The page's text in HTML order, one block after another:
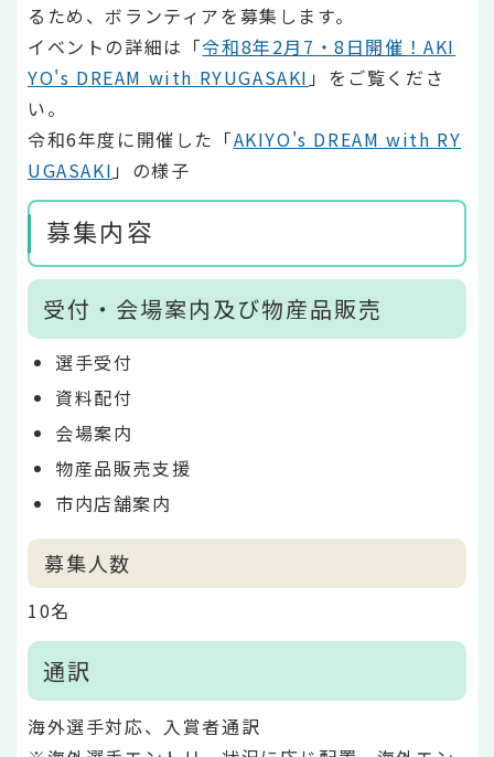
るため、ボランティアを募集します。
イベントの詳細は「令和8年2月7・8日開催！AKI
YO's DREAM with RYUGASAKI 」をご覧くださ
い。
令和6年度に開催した「AKIYO's DREAM with RY
UGASAKI 」の様子
募集内容
受付・会場案内及び物産品販売
選手受付
資料配付
会場案内
物産品販売支援
市内店舗案内
募集人数
10名
通訳
海外選手対応、入賞者通訳